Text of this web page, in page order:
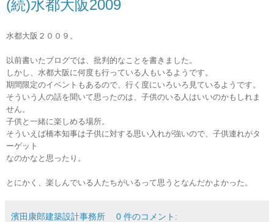
(続)水都大阪2009
水都大阪２００９。
以前書いたブログでは、批判的なことを書きました。
しかし、水都大阪に何度も行っている人もいるようです。
期間限定のイベントもあるので、行く度にいろいろ見ているようです。
そういう人の話を聞いて思ったのは、子供のいる人はいいのかもしれま
せん。
子供と一緒に楽しめる場所。
そういえば橋本知事は子供に対する思い入れが強いので、子供連れがタ
ーゲット
なのかなと思ったり。
とにかく、楽しんでいる人たちがいるって思うとなんだかよかった。
濱田康郎建築設計事務所 0 件のコメント: